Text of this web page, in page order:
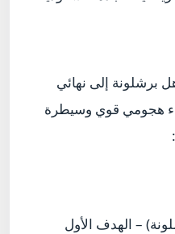
– تأهل برشلونة إلى نهائي
هجومي قوي وسيطرة